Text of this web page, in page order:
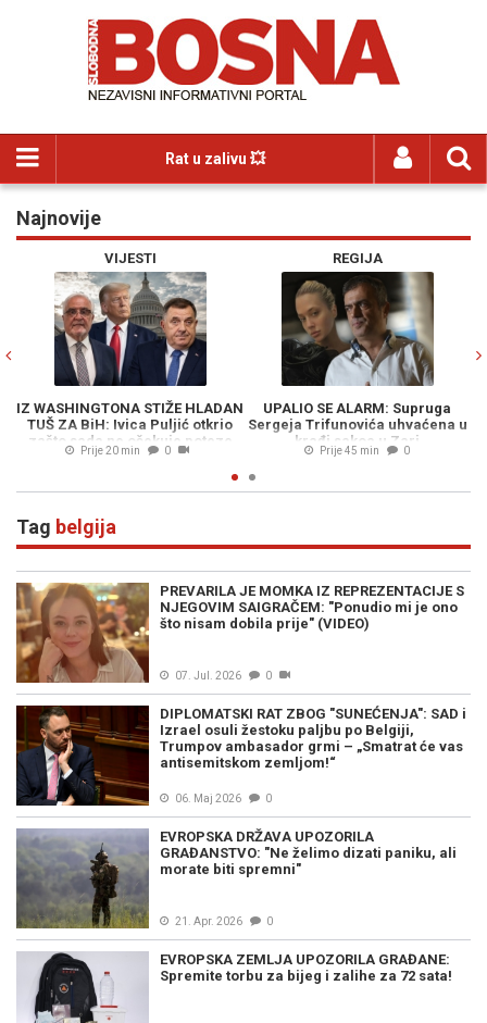
Rat u zalivu 💥
Najnovije
VIJESTI
IZ WASHINGTONA STIŽE HLADAN
TUŠ ZA BiH: Ivica Puljić otkrio
zašto sada ne očekuje poteze
protiv Dodika (VIDEO)
Prije 20 min 0
REGIJA
UPALIO SE ALARM: Supruga
Sergeja Trifunovića uhvaćena u
krađi sakoa u Zari
Prije 45 min 0
Tag belgija
PREVARILA JE MOMKA IZ REPREZENTACIJE S
NJEGOVIM SAIGRAČEM: "Ponudio mi je ono
što nisam dobila prije" (VIDEO)
07. Jul. 2026 0
DIPLOMATSKI RAT ZBOG "SUNEĆENJA": SAD i
Izrael osuli žestoku paljbu po Belgiji,
Trumpov ambasador grmi – „Smatrat će vas
antisemitskom zemljom!“
06. Maj 2026 0
EVROPSKA DRŽAVA UPOZORILA
GRAĐANSTVO: "Ne želimo dizati paniku, ali
morate biti spremni"
21. Apr. 2026 0
EVROPSKA ZEMLJA UPOZORILA GRAĐANE:
Spremite torbu za bijeg i zalihe za 72 sata!